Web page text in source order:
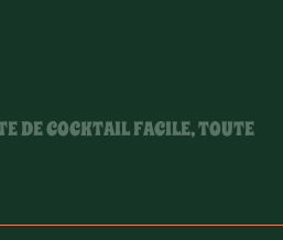
DE COCKTAIL FACILE, TOUTE